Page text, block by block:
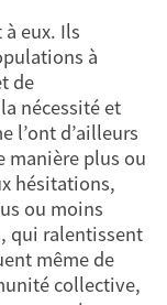
eux. Ils
à
de
nécessité et
l’ont d’ailleurs
manière plus ou
hésitations,
ou moins
qui ralentissent
même de
collective,